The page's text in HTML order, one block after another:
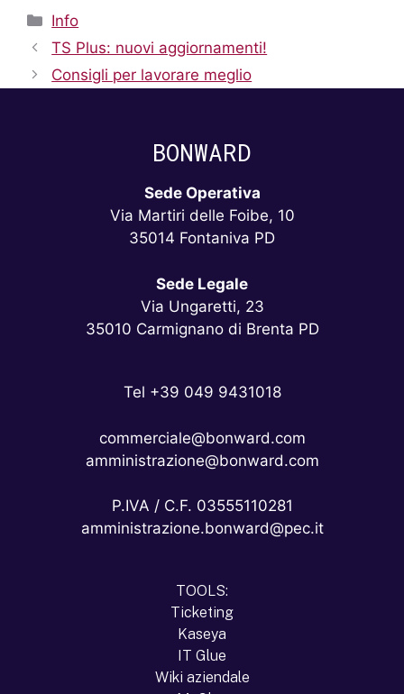
Info
TS Plus: nuovi aggiornamenti!
Consigli per lavorare meglio
BONWARD
Sede Operativa
Via Martiri delle Foibe, 10
35014 Fontaniva PD
Sede Legale
Via Ungaretti, 23
35010 Carmignano di Brenta PD
Tel +39 049 9431018
commerciale@bonward.com
amministrazione@bonward.com
P.IVA / C.F. 03555110281
amministrazione.bonward@pec.it
TOOLS:
Ticketing
Kaseya
IT Glue
Wiki aziendale